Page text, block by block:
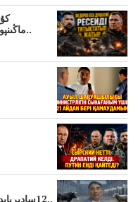
ماڭىنپوكروۆسكاپ، درون ماڭىنداعىنە ج..
12سادىربايدىتاعىسى كەلە12نجىلعاۇقا مەس..